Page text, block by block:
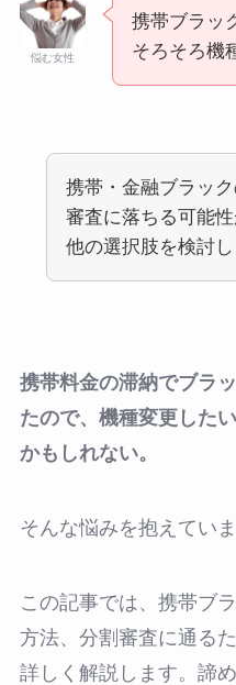
悩む女性
携帯ブラッ
そろそろ機
携帯・金融ブラッ
審査に落ちる可能性
他の選択肢を検討し
携帯料金の滞納でブラ
たので、機種変更した
かもしれない。
そんな悩みを抱えてい
この記事では、携帯ブ
方法、分割審査に通る
詳しく解説します。諦